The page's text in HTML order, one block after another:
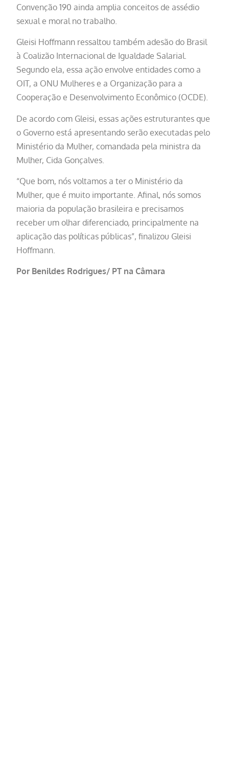
Convenção 190 ainda amplia conceitos de assédio
sexual e moral no trabalho.
Gleisi Hoffmann ressaltou também adesão do Brasil
à Coalizão Internacional de Igualdade Salarial.
Segundo ela, essa ação envolve entidades como a
OIT, a ONU Mulheres e a Organização para a
Cooperação e Desenvolvimento Econômico (OCDE).
De acordo com Gleisi, essas ações estruturantes que
o Governo está apresentando serão executadas pelo
Ministério da Mulher, comandada pela ministra da
Mulher, Cida Gonçalves.
“Que bom, nós voltamos a ter o Ministério da
Mulher, que é muito importante. Afinal, nós somos
maioria da população brasileira e precisamos
receber um olhar diferenciado, principalmente na
aplicação das políticas públicas”, finalizou Gleisi
Hoffmann.
Por Benildes Rodrigues/ PT na Câmara